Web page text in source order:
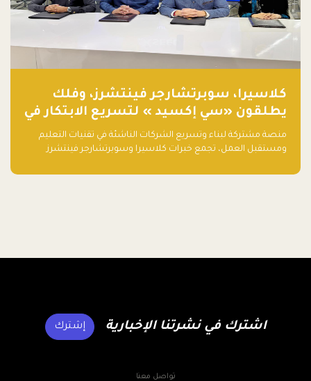
كلاسيرا، سوبرتشارجر فينتشرز، وفلك
يطلقون «سي إكسيد » لتسريع الابتكار في
تقنيات التعليم ومستقبل العمل
منصة مشتركة لبناء وتسريع الشركات الناشئة في تقنيات التعليم
ومستقبل العمل، تجمع خبرات كلاسيرا وسوبرتشارجر فينتشرز
العالمية.
اشترك في نشرتنا الإخبارية إشترك
تواصل معنا